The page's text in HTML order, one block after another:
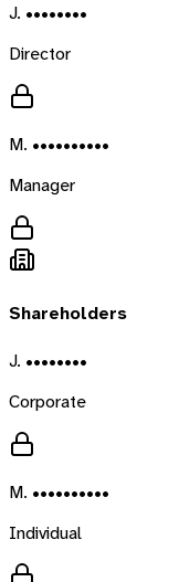
J. ••••••••
Director
M. ••••••••••
Manager
Shareholders
J. ••••••••
Corporate
M. ••••••••••
Individual